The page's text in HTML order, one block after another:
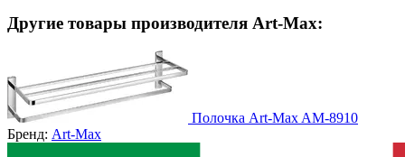
Другие товары производителя Art-Max:
Полочка Art-Max AM-8910
Бренд: Art-Max